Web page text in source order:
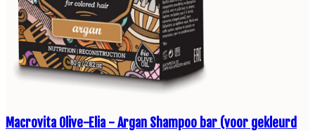
Macrovita Olive-Elia - Argan Shampoo bar (voor gekleurd